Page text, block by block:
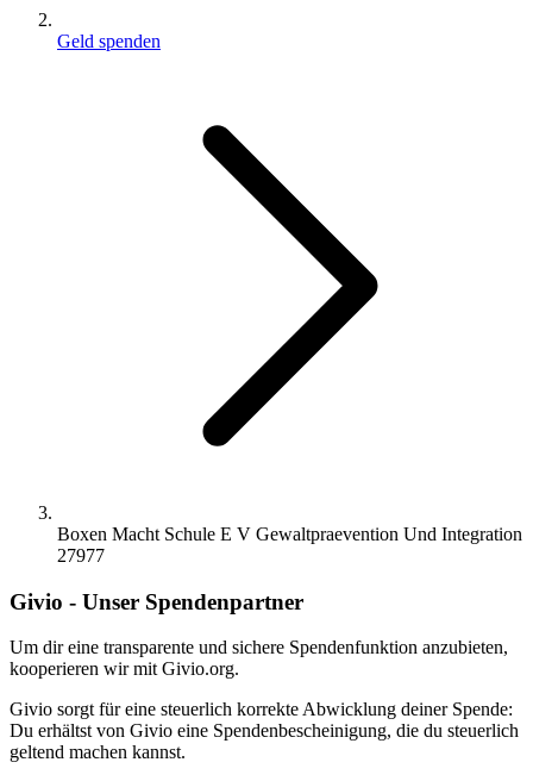
Geld spenden
Boxen Macht Schule E V Gewaltpraevention Und Integration
27977
Givio - Unser Spendenpartner
Um dir eine transparente und sichere Spendenfunktion anzubieten,
kooperieren wir mit Givio.org.
Givio sorgt für eine steuerlich korrekte Abwicklung deiner Spende:
Du erhältst von Givio eine Spendenbescheinigung, die du steuerlich
geltend machen kannst.